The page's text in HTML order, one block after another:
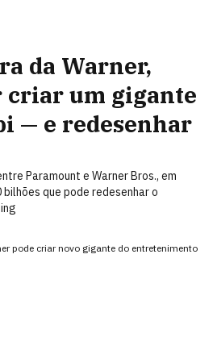
da Warner,
criar um gigante
— e redesenhar
Paramount e Warner Bros., em
que pode redesenhar o
pode criar novo gigante do entretenimento